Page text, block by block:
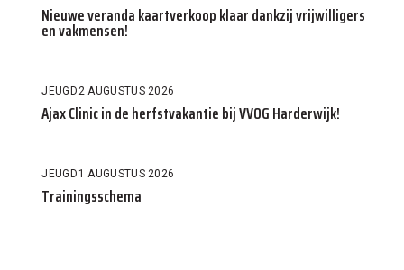
Nieuwe veranda kaartverkoop klaar dankzij vrijwilligers
en vakmensen!
JEUGD2 AUGUSTUS 2026
Ajax Clinic in de herfstvakantie bij VVOG Harderwijk!
JEUGD1 AUGUSTUS 2026
Trainingsschema